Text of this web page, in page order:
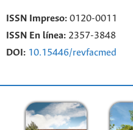
ISSN Impreso: 0120-0011
ISSN En línea: 2357-3848
DOI: 10.15446/revfacmed